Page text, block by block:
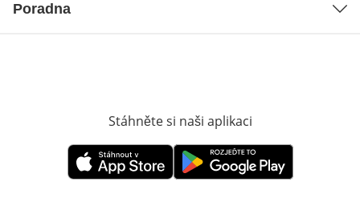
Poradna
Stáhněte si naši aplikaci
Otevře v novém okněOtevře v novém okně